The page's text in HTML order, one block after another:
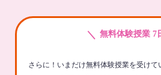
＼ 無料体験授業 7
さらに！いまだけ無料体験授業を受けて